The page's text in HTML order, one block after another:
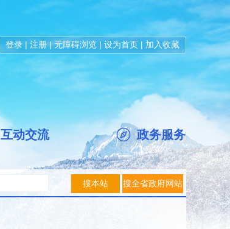
登录 | 注册|无障碍浏览 | 设为首页 | 加入收藏
互动交流 政务服务